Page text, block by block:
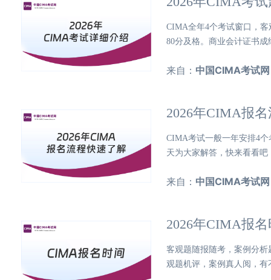
CIMA全年4个考试窗口，
80分及格。商业会计证书
来自： 中国CIMA考试网
2026年CIMA报
CIMA考试一般一年安排4
天为大家解答，快来看看吧
来自： 中国CIMA考试网
2026年CIMA报
客观题随报随考，案例分析
观题机评，案例真人阅，